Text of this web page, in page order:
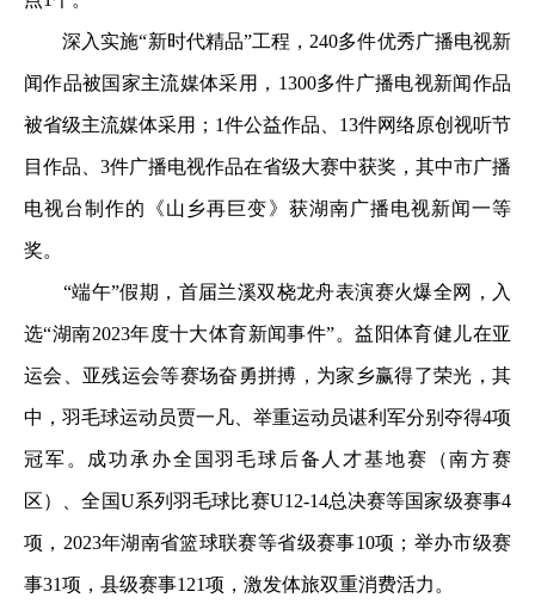
深入实施“新时代精品”工程，240多件优秀广播电视新
闻作品被国家主流媒体采用，1300多件广播电视新闻作品
被省级主流媒体采用；1件公益作品、13件网络原创视听节
目作品、3件广播电视作品在省级大赛中获奖，其中市广播
电视台制作的《山乡再巨变》获湖南广播电视新闻一等
奖。
“端午”假期，首届兰溪双桡龙舟表演赛火爆全网，入
选“湖南2023年度十大体育新闻事件”。益阳体育健儿在亚
运会、亚残运会等赛场奋勇拼搏，为家乡赢得了荣光，其
中，羽毛球运动员贾一凡、举重运动员谌利军分别夺得4项
冠军。成功承办全国羽毛球后备人才基地赛（南方赛
区）、全国U系列羽毛球比赛U12-14总决赛等国家级赛事4
项，2023年湖南省篮球联赛等省级赛事10项；举办市级赛
事31项，县级赛事121项，激发体旅双重消费活力。